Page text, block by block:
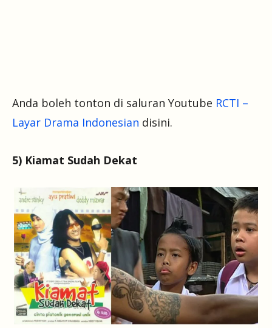
Anda boleh tonton di saluran Youtube RCTI –
Layar Drama Indonesian disini.
5) Kiamat Sudah Dekat